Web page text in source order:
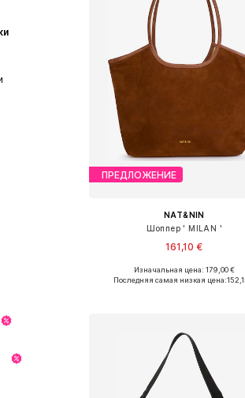
ПРЕДЛОЖЕНИЕ
NAT&NIN
Шоппер ' MILAN '
161,10 €
Доступные размеры: One Size
Изначальная цена: 179,00 €
Последняя самая низкая цена: